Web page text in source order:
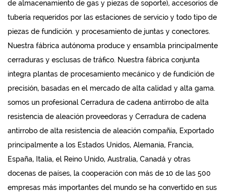
de almacenamiento de gas y piezas de soporte), accesorios de
tubería requeridos por las estaciones de servicio y todo tipo de
piezas de fundición. y procesamiento de juntas y conectores.
Nuestra fábrica autónoma produce y ensambla principalmente
cerraduras y esclusas de tráfico. Nuestra fábrica conjunta
integra plantas de procesamiento mecánico y de fundición de
precisión, basadas en el mercado de alta calidad y alta gama.
somos un profesional Cerradura de cadena antirrobo de alta
resistencia de aleación proveedoras y Cerradura de cadena
antirrobo de alta resistencia de aleación compañía, Exportado
principalmente a los Estados Unidos, Alemania, Francia,
España, Italia, el Reino Unido, Australia, Canadá y otras
docenas de países, la cooperación con más de 10 de las 500
empresas más importantes del mundo se ha convertido en sus